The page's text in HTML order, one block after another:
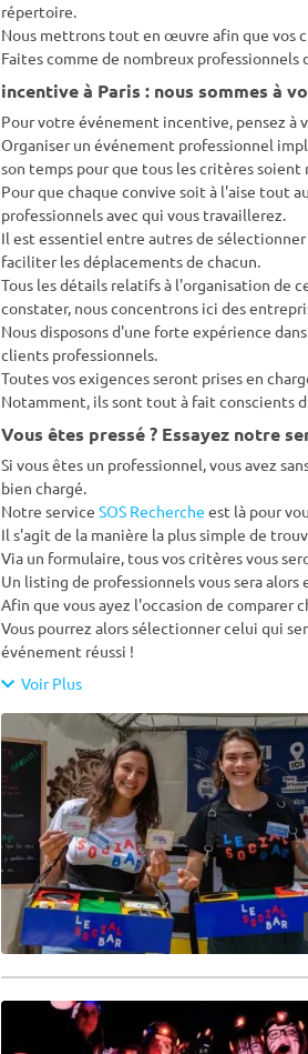
répertoire.
Nous mettrons tout en œuvre afin que vos
Faites comme de nombreux professionnels
incentive à Paris : nous
Pour votre événement incentive, pensez à
Organiser un événement professionnel
son temps pour que tous les critères soient
Pour que chaque convive soit à l'aise tout
professionnels avec qui vous travaillerez.
Il est essentiel entre autres de
faciliter les déplacements de chacun.
Tous les détails relatifs à l'organisation de
constater, nous concentrons ici des
Nous disposons d'une forte expérience
clients professionnels.
Toutes vos exigences seront prises en
Notamment, ils sont tout à fait conscients
Vous êtes pressé ? Essayez notre
Si vous êtes un professionnel, vous avez
bien chargé.
Notre service SOS Recherche est là pour
Il s'agit de la manière la plus simple de
Via un formulaire, tous vos critères vous
Un listing de professionnels vous sera alors
Afin que vous ayez l'occasion de comparer
Vous pourrez alors sélectionner celui qui
événement réussi !
Voir Plus